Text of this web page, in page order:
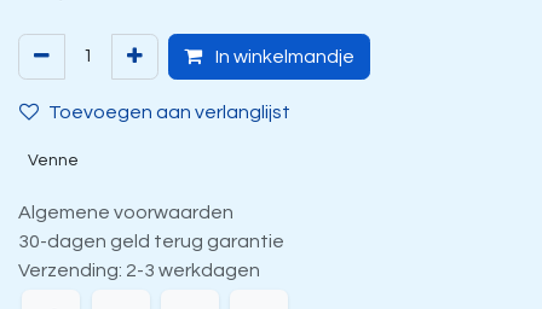
In winkelmandje
Toevoegen aan verlanglijst
Venne
Algemene voorwaarden
30-dagen geld terug garantie
Verzending: 2-3 werkdagen